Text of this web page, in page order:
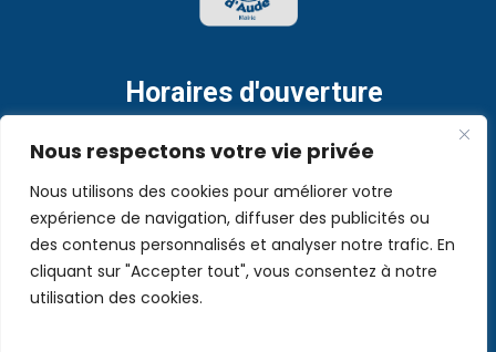
Nous respectons votre vie privée
Nous utilisons des cookies pour améliorer votre
expérience de navigation, diffuser des publicités ou
des contenus personnalisés et analyser notre trafic. En
cliquant sur "Accepter tout", vous consentez à notre
utilisation des cookies.
Horaires d'ouverture
Lundi au vendredi de 9h à 12h et de 16h à 18h.